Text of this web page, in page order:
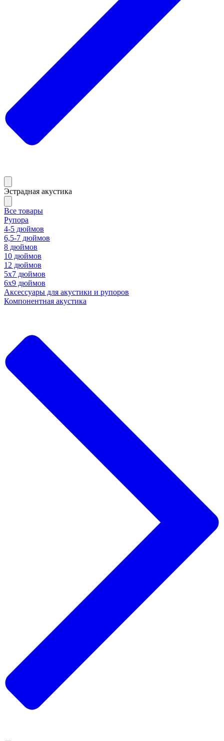
Эстрадная акустика
Все товары
Рупора
4-5 дюймов
6,5-7 дюймов
8 дюймов
10 дюймов
12 дюймов
5x7 дюймов
6х9 дюймов
Аксессуары для акустики и рупоров
Компонентная акустика